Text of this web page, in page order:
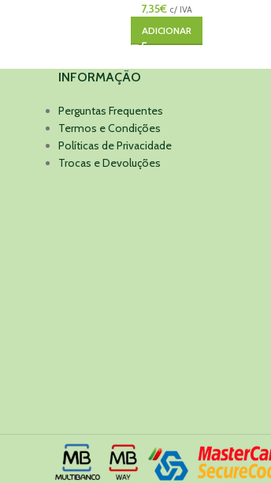
7,35€ c/ IVA
ADICIONAR
INFORMAÇÃO
Perguntas Frequentes
Termos e Condições
Políticas de Privacidade
Trocas e Devoluções